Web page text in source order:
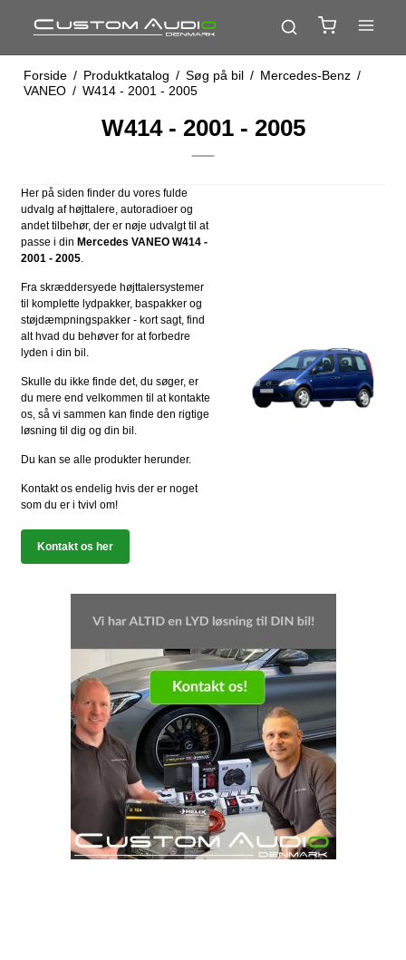
Forside / Produktkatalog / Søg på bil / Mercedes-Benz /
VANEO / W414 - 2001 - 2005
W414 - 2001 - 2005
Her på siden finder du vores fulde
udvalg af højttalere, autoradioer og
andet tilbehør, der er nøje udvalgt til at
passe i din Mercedes VANEO W414 -
2001 - 2005.
Fra skræddersyede højttalersystemer
til komplette lydpakker, baspakker og
støjdæmpningspakker - kort sagt, find
alt hvad du behøver for at forbedre
lyden i din bil.
Skulle du ikke finde det, du søger, er
du mere end velkommen til at kontakte
os, så vi sammen kan finde den rigtige
løsning til dig og din bil.
Du kan se alle produkter herunder.
Kontakt os endelig hvis der er noget
som du er i tvivl om!
Kontakt os her